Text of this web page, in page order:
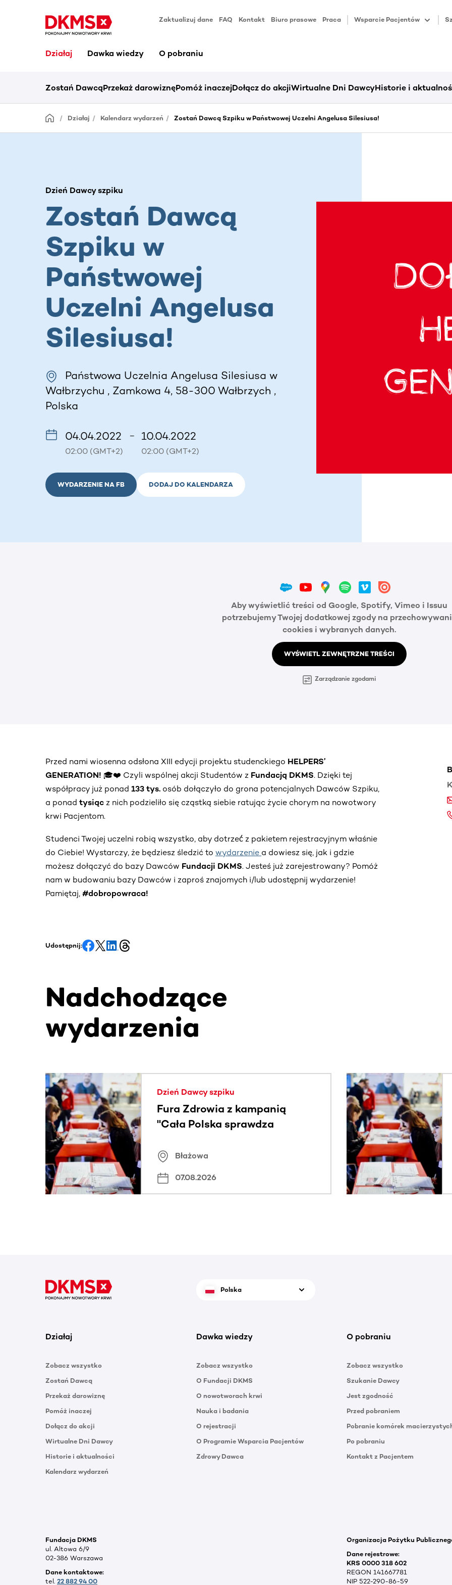
Zaktualizuj dane FAQ Kontakt Biuro prasowe Praca Wsparcie Pacjentów
Działaj Dawka wiedzy O pobraniu
Zostań DawcąPrzekaż darowiznęPomóż inaczejDołącz do akcjiWirtualne Dni DawcyHistorie i
Działaj Kalendarz wydarzeń Zostań Dawcą Szpiku w Państwowej Uczelni Angelusa Silesiusa!
Dzień Dawcy szpiku
Zostań Dawcą
Szpiku w
Państwowej
Uczelni Angelusa
Silesiusa!
Państwowa Uczelnia Angelusa Silesiusa w
Wałbrzychu , Zamkowa 4, 58-300 Wałbrzych ,
Polska
04.04.2022
02:00 (GMT+2)
– 10.04.2022
02:00 (GMT+2)
WYDARZENIE NA FB DODAJ DO KALENDARZA
Aby wyświetlić treści od Google, Spotify, Vimeo i Issuu
potrzebujemy Twojej dodatkowej zgody na
cookies i wybranych danych.
WYŚWIETL ZEWNĘTRZNE TREŚCI
Zarządzanie zgodami
Przed nami wiosenna odsłona XIII edycji projektu studenckiego HELPERS’
GENERATION! 🎓❤️ Czyli wspólnej akcji Studentów z Fundacją DKMS. Dzięki tej
współpracy już ponad 133 tys. osób dołączyło do grona potencjalnych Dawców Szpiku,
a ponad tysiąc z nich podzieliło się cząstką siebie ratując życie chorym na nowotwory
krwi Pacjentom.
Studenci Twojej uczelni robią wszystko, aby dotrzeć́ z pakietem rejestracyjnym właśnie
do Ciebie! Wystarczy, że będziesz śledzić to wydarzenie a dowiesz się, jak i gdzie
możesz dołączyć do bazy Dawców Fundacji DKMS. Jesteś już zarejestrowany? Pomóż
nam w budowaniu bazy Dawców i zaproś znajomych i/lub udostępnij wydarzenie!
Pamiętaj, #dobropowraca!
Udostępnij:
Nadchodzące
wydarzenia
Ta sekcja zawiera treści przewijane w poziomie. Użyj klawisza Tab lub przesuń palcem, aby zobaczyć
Dzień Dawcy szpiku
Fura Zdrowia z kampanią
"Cała Polska sprawdza
Błażowa
07.08.2026
Polska
Działaj
Zobacz wszystko
Zostań Dawcą
Przekaż darowiznę
Pomóż inaczej
Dołącz do akcji
Wirtualne Dni Dawcy
Historie i aktualności
Kalendarz wydarzeń
Dawka wiedzy
Zobacz wszystko
O Fundacji DKMS
O nowotworach krwi
Nauka i badania
O rejestracji
O Programie Wsparcia Pacjentów
Zdrowy Dawca
O pobraniu
Zobacz wszystko
Szukanie Dawcy
Jest zgodność
Przed pobraniem
Pobranie komórek
Po pobraniu
Kontakt z Pacjentem
Fundacja DKMS
ul. Altowa 6/9
02-386 Warszawa
Dane kontaktowe:
tel. 22 882 94 00
Organizacja Pożytku
Dane rejestrowe:
KRS 0000 318 602
REGON 141667781
NIP 522-290-86-59